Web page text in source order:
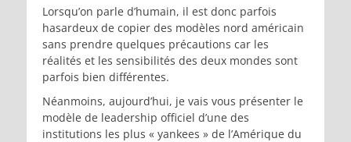
Lorsqu’on parle d’humain, il est donc parfois
hasardeux de copier des modèles nord américain
sans prendre quelques précautions car les
réalités et les sensibilités des deux mondes sont
parfois bien différentes.
Néanmoins, aujourd’hui, je vais vous présenter le
modèle de leadership officiel d’une des
institutions les plus « yankees » de l’Amérique du